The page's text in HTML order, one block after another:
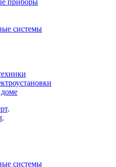
приборы
системы
.
.
системы